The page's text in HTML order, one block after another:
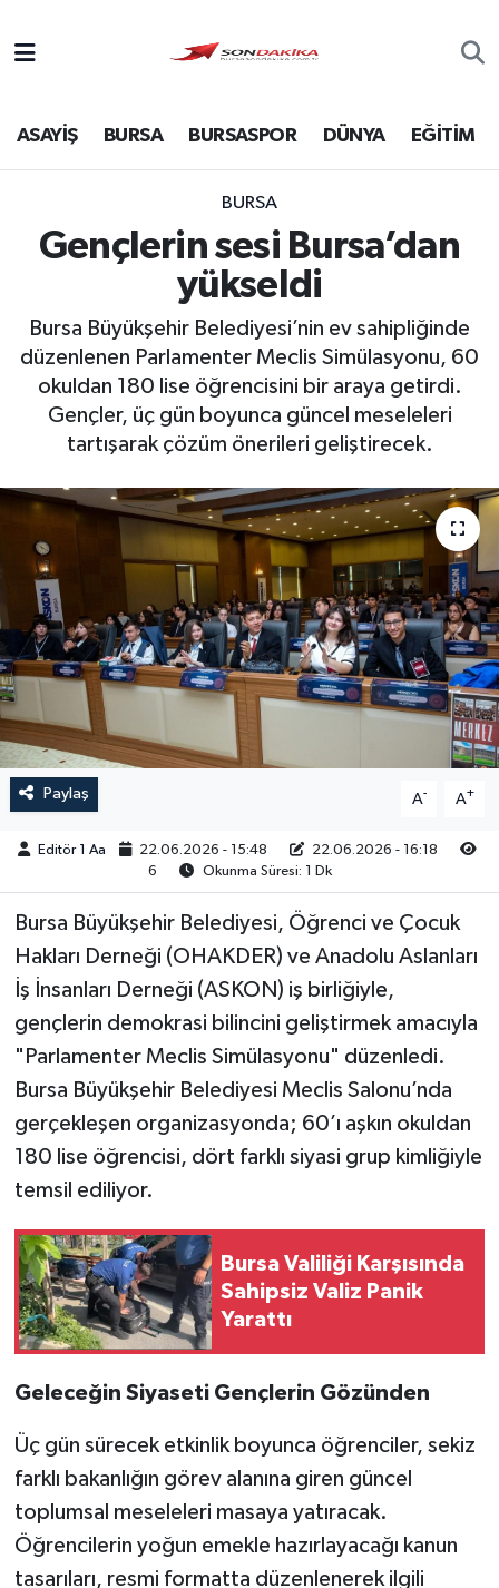
ASAYİŞ BURSA BURSASPOR DÜNYA EĞİTİM
BURSA
Gençlerin sesi Bursa’dan
yükseldi
Bursa Büyükşehir Belediyesi’nin ev sahipliğinde
düzenlenen Parlamenter Meclis Simülasyonu, 60
okuldan 180 lise öğrencisini bir araya getirdi.
Gençler, üç gün boyunca güncel meseleleri
tartışarak çözüm önerileri geliştirecek.
Paylaş A- A+
Editör 1 Aa 22.06.2026 - 15:48
22.06.2026 - 16:18
6
Okunma Süresi: 1 Dk
Bursa Büyükşehir Belediyesi, Öğrenci ve Çocuk
Hakları Derneği (OHAKDER) ve Anadolu Aslanları
İş İnsanları Derneği (ASKON) iş birliğiyle,
gençlerin demokrasi bilincini geliştirmek amacıyla
"Parlamenter Meclis Simülasyonu" düzenledi.
Bursa Büyükşehir Belediyesi Meclis Salonu’nda
gerçekleşen organizasyonda; 60’ı aşkın okuldan
180 lise öğrencisi, dört farklı siyasi grup kimliğiyle
temsil ediliyor.
Bursa Valiliği Karşısında
Sahipsiz Valiz Panik
Yarattı
Geleceğin Siyaseti Gençlerin Gözünden
Üç gün sürecek etkinlik boyunca öğrenciler, sekiz
farklı bakanlığın görev alanına giren güncel
toplumsal meseleleri masaya yatıracak.
Öğrencilerin yoğun emekle hazırlayacağı kanun
tasarıları, resmi formatta düzenlenerek ilgili
Bursa
Ekonomi
Genel
Gündem
Siyaset
Spor
Türkiye
Video Galeri